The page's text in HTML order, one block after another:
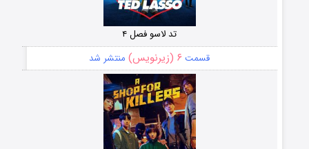
تد لاسو فصل ۴
قسمت ۶ (زیرنویس) منتشر شد